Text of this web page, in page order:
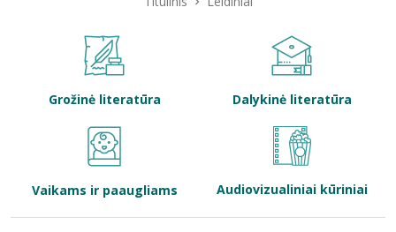
Bibliotekoms
Grožinė literatūra Dalykinė literatūra
Vaikams ir paaugliams Audiovizualiniai kūriniai